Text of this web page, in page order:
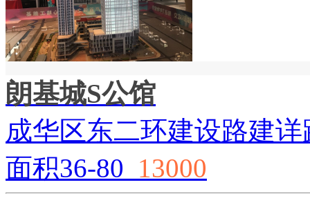
朗基城S公馆
成华区东二环建设路建详
面积36-80 13000